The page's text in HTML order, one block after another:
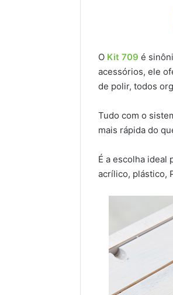
O Kit 709 é
acessórios, ele
de polir, todos
Tudo com o
mais rápida do
É a escolha ideal
acrílico, plástico,